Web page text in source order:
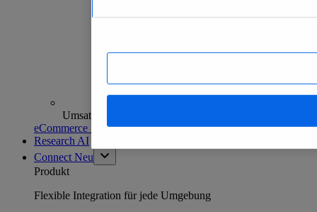
Umsatzanalysen und -prognosen
eCommerce Insights entdecken
Research AI
Connect Neu
Produkt
Flexible Integration für jede Umgebung